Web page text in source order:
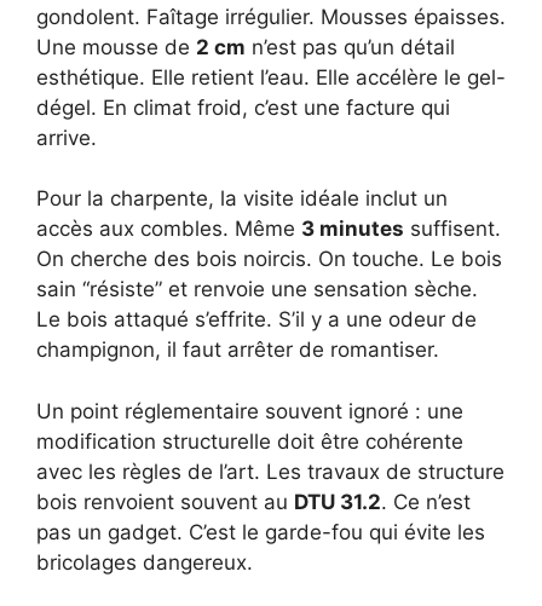
gondolent. Faîtage irrégulier. Mousses épaisses.
Une mousse de 2 cm n’est pas qu’un détail
esthétique. Elle retient l’eau. Elle accélère le gel-
dégel. En climat froid, c’est une facture qui
arrive.
Pour la charpente, la visite idéale inclut un
accès aux combles. Même 3 minutes suffisent.
On cherche des bois noircis. On touche. Le bois
sain “résiste” et renvoie une sensation sèche.
Le bois attaqué s’effrite. S’il y a une odeur de
champignon, il faut arrêter de romantiser.
Un point réglementaire souvent ignoré : une
modification structurelle doit être cohérente
avec les règles de l’art. Les travaux de structure
bois renvoient souvent au DTU 31.2. Ce n’est
pas un gadget. C’est le garde-fou qui évite les
bricolages dangereux.